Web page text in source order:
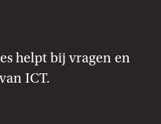
helpt bij vragen en
ICT.